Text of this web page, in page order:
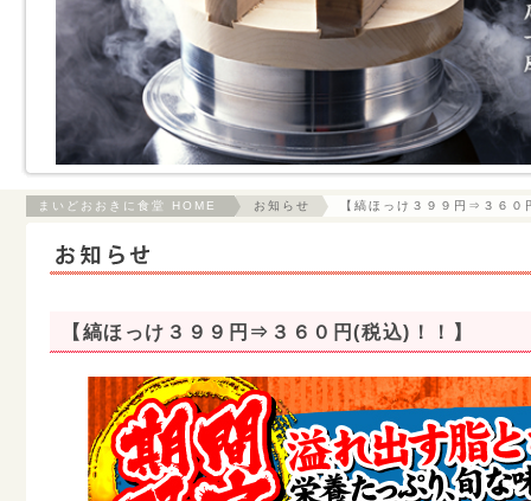
まいどおおきに食堂 HOME お知らせ 【縞ほっけ３９９円⇒３６０
【縞ほっけ３９９円⇒３６０円(税込)！！】